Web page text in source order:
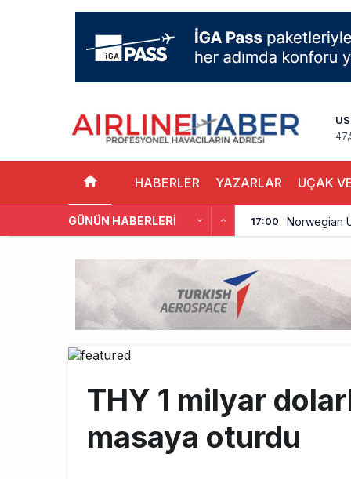
HABERLER YAZARLAR UÇAK
GÜNÜN HABERLERI 17:00 Norwegian
Çiti aştı,
İki hayalet
11:00 Elektrikli
10:30 Trump’ı
THY 1 milyar
masaya oturdu